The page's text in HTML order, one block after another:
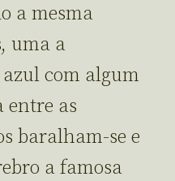
a mesma
uma a
com algum
entre as
baralham-se e
a famosa